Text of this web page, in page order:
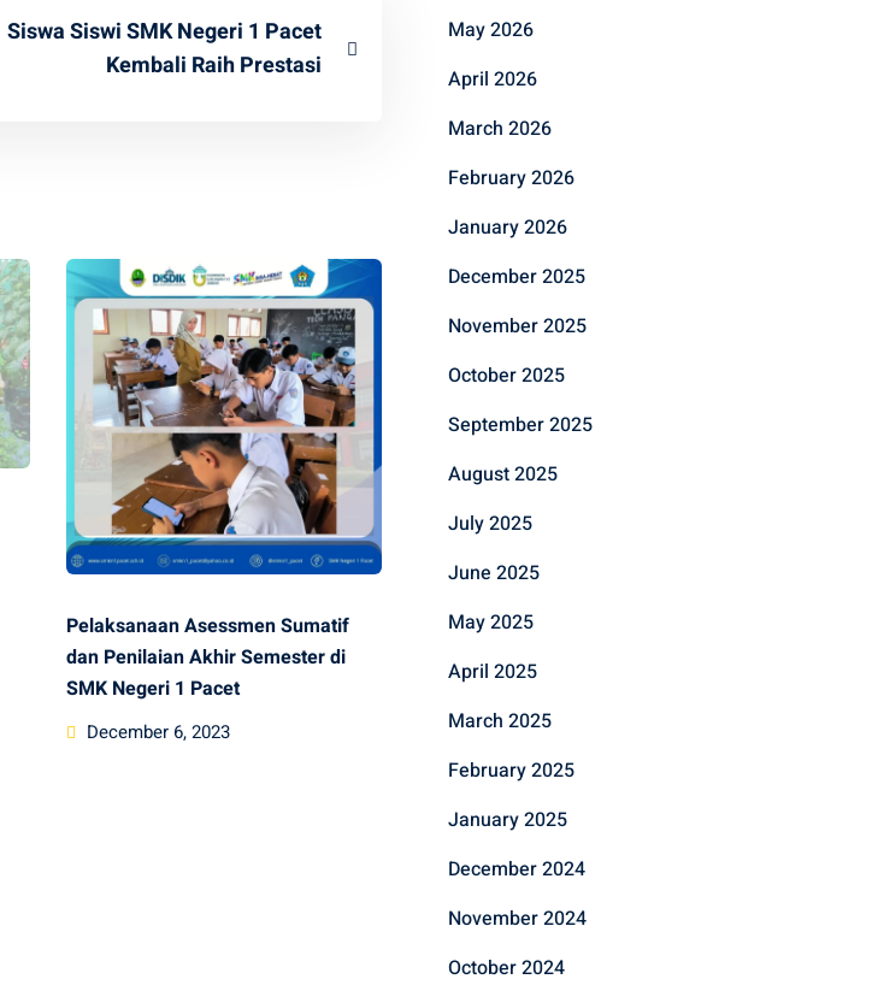
Siswa Siswi SMK Negeri 1 Pacet
Kembali Raih Prestasi
Pelaksanaan Asessmen Sumatif
dan Penilaian Akhir Semester di
SMK Negeri 1 Pacet
Posted
December 6, 2023
May 2026
April 2026
March 2026
February 2026
January 2026
December 2025
November 2025
October 2025
September 2025
August 2025
July 2025
June 2025
May 2025
April 2025
March 2025
February 2025
January 2025
December 2024
November 2024
October 2024